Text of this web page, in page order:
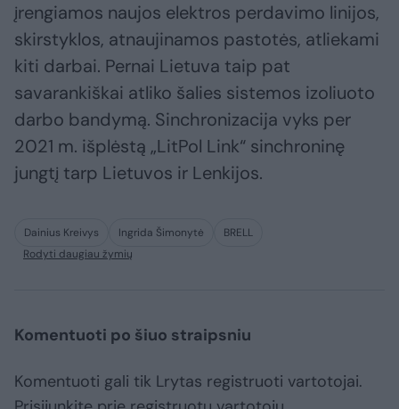
įrengiamos naujos elektros perdavimo linijos,
skirstyklos, atnaujinamos pastotės, atliekami
kiti darbai. Pernai Lietuva taip pat
savarankiškai atliko šalies sistemos izoliuoto
darbo bandymą. Sinchronizacija vyks per
2021 m. išplėstą „LitPol Link“ sinchroninę
jungtį tarp Lietuvos ir Lenkijos.
Dainius Kreivys Ingrida Šimonytė
BRELL
Rodyti daugiau žymių
Komentuoti po šiuo straipsniu
Komentuoti gali tik Lrytas registruoti vartotojai.